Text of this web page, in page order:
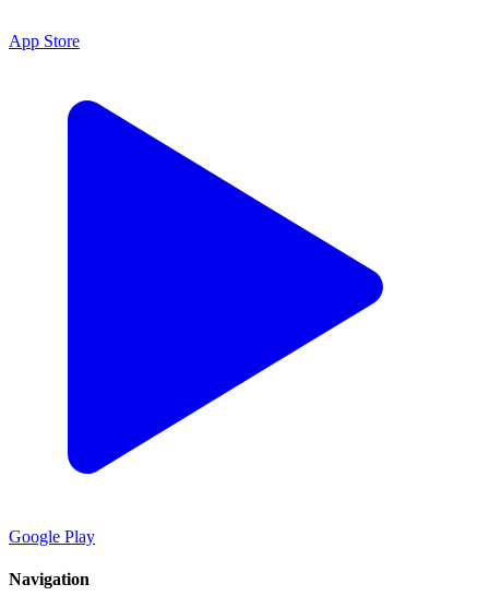
App Store
Google Play
Navigation